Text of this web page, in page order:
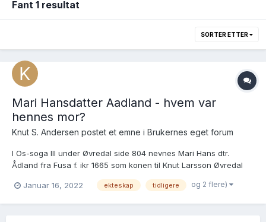
Fant 1 resultat
SORTER ETTER
Mari Hansdatter Aadland - hvem var
hennes mor?
Knut S. Andersen postet et emne i Brukernes eget forum
I Os-soga III under Øvredal side 804 nevnes Mari Hans dtr.
Ådland fra Fusa f. ikr 1665 som konen til Knut Larsson Øvredal
https://www.nb.no/items/638162baaef7043997323b9710d633f8?
Januar 16, 2022 ekteskap tidligere og 2 flere)